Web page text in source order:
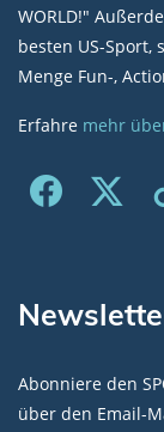
WORLD!"
besten US-Sport,
Menge Fun-,
Erfahre mehr
Abonniere den
über den Email-